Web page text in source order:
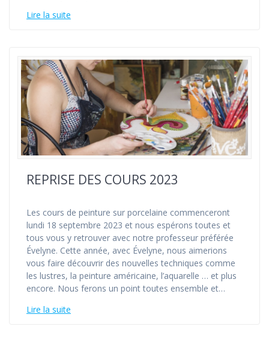
Lire la suite
REPRISE DES COURS 2023
Les cours de peinture sur porcelaine commenceront
lundi 18 septembre 2023 et nous espérons toutes et
tous vous y retrouver avec notre professeur préférée
Évelyne. Cette année, avec Évelyne, nous aimerions
vous faire découvrir des nouvelles techniques comme
les lustres, la peinture américaine, l’aquarelle … et plus
encore. Nous ferons un point toutes ensemble et…
Lire la suite